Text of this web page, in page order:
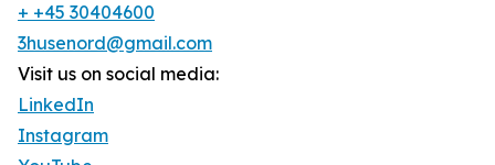
+ +45 30404600
3husenord@gmail.com
Visit us on social media:
LinkedIn
Instagram